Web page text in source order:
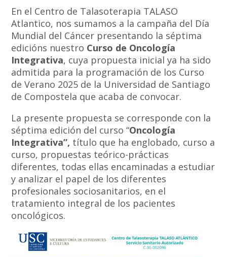
En el Centro de Talasoterapia TALASO
Atlantico, nos sumamos a la campaña del Día
Mundial del Cáncer presentando la séptima
edicións nuestro Curso de Oncología
Integrativa, cuya propuesta inicial ya ha sido
admitida para la programación de los Curso
de Verano 2025 de la Universidad de Santiago
de Compostela que acaba de convocar.
La presente propuesta se corresponde con la
séptima edición del curso “Oncología
Integrativa”, título que ha englobado, curso a
curso, propuestas teórico-prácticas
diferentes, todas ellas encaminadas a estudiar
y analizar el papel de los diferentes
profesionales sociosanitarios, en el
tratamiento integral de los pacientes
oncológicos.